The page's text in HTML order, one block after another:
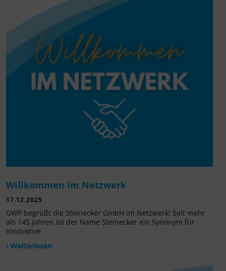
Willkommen im Netzwerk
17.12.2025
GWP begrüßt die Steinecker GmbH im Netzwerk! Seit mehr
als 145 Jahren ist der Name Steinecker ein Synonym für
innovative
› Weiterlesen